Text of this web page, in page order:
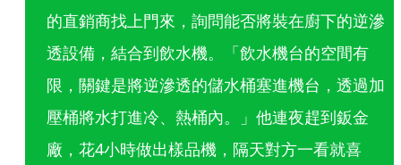
的直銷商找上門來，詢問能否將裝在廚下的逆滲
透設備，結合到飲水機。「飲水機台的空間有
限，關鍵是將逆滲透的儲水桶塞進機台，透過加
壓桶將水打進冷、熱桶內。」他連夜趕到鈑金
廠，花4小時做出樣品機，隔天對方一看就喜